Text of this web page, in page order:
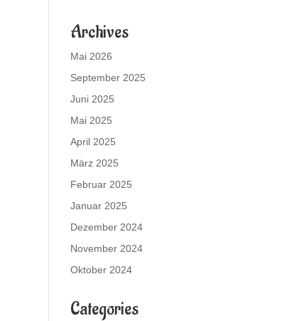
Archives
Mai 2026
September 2025
Juni 2025
Mai 2025
April 2025
März 2025
Februar 2025
Januar 2025
Dezember 2024
November 2024
Oktober 2024
Categories